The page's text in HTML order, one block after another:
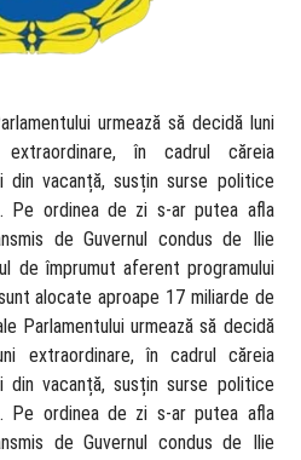
urmează să decidă luni
în cadrul căreia
din vacanță, susțin surse politice
Pe ordinea de zi s-ar putea afla
de Guvernul condus de Ilie
de împrumut aferent programului
alocate aproape 17 miliarde de
Parlamentului urmează să decidă
extraordinare, în cadrul căreia
din vacanță, susțin surse politice
Pe ordinea de zi s-ar putea afla
de Guvernul condus de Ilie